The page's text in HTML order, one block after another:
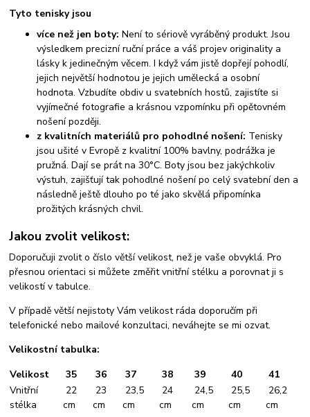
Tyto tenisky jsou
více než jen boty: Není to sériově vyráběný produkt. Jsou
výsledkem precizní ruční práce a váš projev originality a
lásky k jedinečným věcem. I když vám jistě dopřejí pohodlí,
jejich největší hodnotou je jejich umělecká a osobní
hodnota. Vzbudíte obdiv u svatebních hostů, zajistíte si
vyjímečné fotografie a krásnou vzpomínku při opětovném
nošení později.
z kvalitních materiálů pro pohodlné nošení: Tenisky
jsou ušité v Evropě z kvalitní 100% bavlny, podrážka je
pružná. Dají se prát na 30°C. Boty jsou bez jakýchkoliv
výstuh, zajišťují tak pohodlné nošení po celý svatební den a
následně ještě dlouho po té jako skvělá připomínka
prožitých krásných chvil.
Jakou zvolit velikost:
Doporučuji zvolit o číslo větší velikost, než je vaše obvyklá. Pro
přesnou orientaci si můžete změřit vnitřní stélku a porovnat ji s
velikostí v tabulce.
V případě větší nejistoty Vám velikost ráda doporučím při
telefonické nebo mailové konzultaci, neváhejte se mi ozvat.
Velikostní tabulka:
Velikost
35 36 37 38 39 40
41
Vnitřní
stélka
22
cm
23
cm
23,5
cm
24
cm
24,5
cm
25,5
cm
26,2
cm